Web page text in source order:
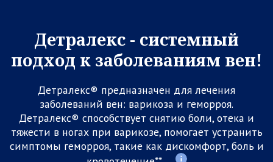
Детралекс - системный
подход к заболеваниям вен!
Детралекс® предназначен для лечения
заболеваний вен: варикоза и геморроя.
Детралекс® способствует снятию боли, отека и
тяжести в ногах при варикозе, помогает устранить
симптомы геморроя, такие как дискомфорт, боль и